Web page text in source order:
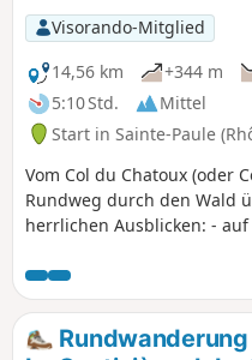
Visorando-Mitglied
14,56 km
+344 m
5:10 Std.
Mittel
Start in Sainte-Paule
Vom Col du Chatoux (oder
Rundweg durch den Wald
herrlichen Ausblicken: - auf